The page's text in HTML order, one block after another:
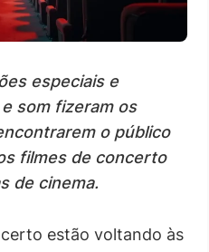
especiais e
som fizeram os
o público
filmes de concerto
de cinema.
estão voltando às